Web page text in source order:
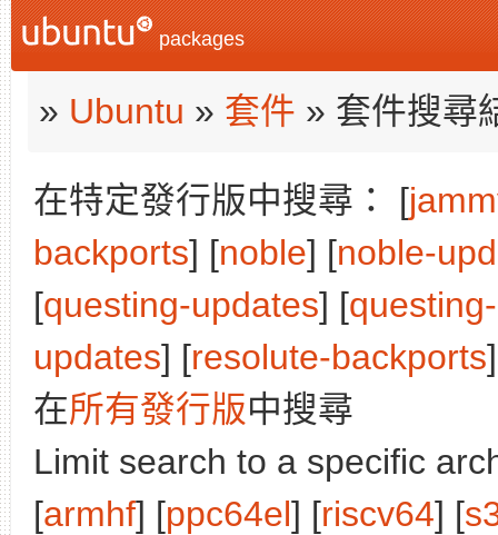
packages
» Ubuntu » 套件 » 套件搜尋
在特定發行版中搜尋： [
backports] [noble] [noble-
[questing-updates] [
updates] [resolute-backports
在所有發行版中搜尋
Limit search to a specific
[armhf] [ppc64el] [riscv64] [